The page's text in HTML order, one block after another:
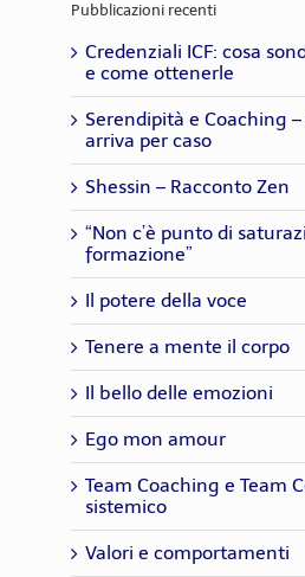
Pubblicazioni recenti
Credenziali ICF: cosa
e come ottenerle
Serendipità e Coaching
arriva per caso
Shessin – Racconto Zen
“Non c’è punto di
formazione”
Il potere della voce
Tenere a mente il corpo
Il bello delle emozioni
Ego mon amour
Team Coaching e Team
sistemico
Valori e comportamenti